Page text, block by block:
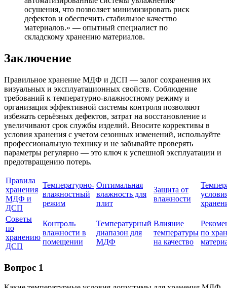
осушения, что позволяет минимизировать риск
дефектов и обеспечить стабильное качество
материалов.» — опытный специалист по
складскому хранению материалов.
Заключение
Правильное хранение МДФ и ДСП — залог сохранения их
визуальных и эксплуатационных свойств. Соблюдение
требований к температурно-влажностному режиму и
организация эффективной системы контроля позволяют
избежать серьёзных дефектов, затрат на восстановление и
увеличивают срок службы изделий. Вносите коррективы в
условия хранения с учетом сезонных изменений, используйте
профессиональную технику и не забывайте проверять
параметры регулярно — это ключ к успешной эксплуатации и
предотвращению потерь.
Правила
хранения
МДФ и
ДСП
Температурно-
влажностный
режим
Оптимальная
влажность для
плит
Защита от
влажности
Советы
по
хранению
ДСП
Контроль
влажности в
помещении
Температурный
диапазон для
МДФ
Влияние
температуры
на качество
по
Вопрос 1